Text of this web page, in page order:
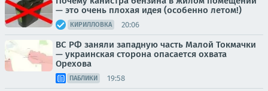
— это очень плохая идея (особенно летом!)
КИРИЛЛОВКА 20:06
ВС РФ заняли западную часть Малой Токмачки
— украинская сторона опасается охвата
Орехова
ПАБЛИКИ 19:58